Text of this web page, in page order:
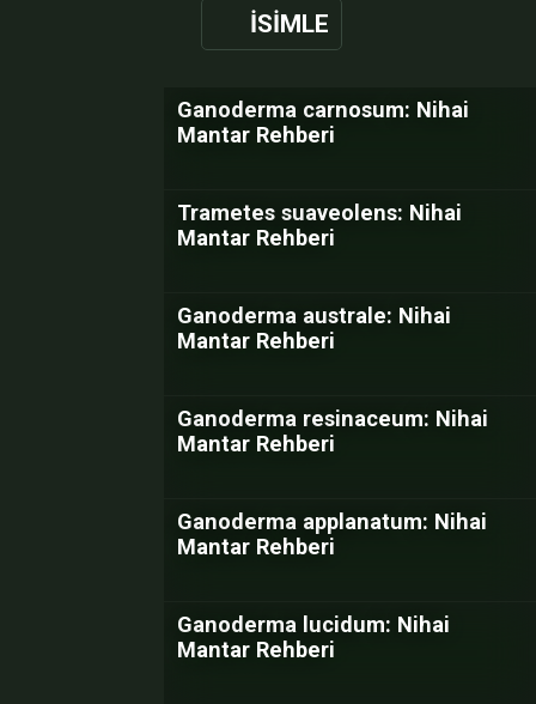
İSIMLE
Ganoderma carnosum: Nihai
Mantar Rehberi
Trametes suaveolens: Nihai
Mantar Rehberi
Ganoderma australe: Nihai
Mantar Rehberi
Ganoderma resinaceum: Nihai
Mantar Rehberi
Ganoderma applanatum: Nihai
Mantar Rehberi
Ganoderma lucidum: Nihai
Mantar Rehberi